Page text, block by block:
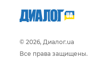
© 2026, Диалог.ua
Все права защищены.